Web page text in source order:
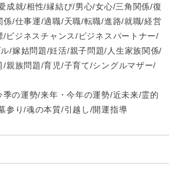
成就/相性/縁結び/男心/女心/三角関係/復
係/仕事運/適職/天職/転職/進路/就職/経営
ビジネスチャンス/ビジネスパートナー/
/嫁姑問題/妊活/親子問題/人生家族関係/
親族問題/育児/子育て/シングルマザー/
の運勢/来年・今年の運勢/近未来/霊的
参り/魂の本質/引越し/開運指導